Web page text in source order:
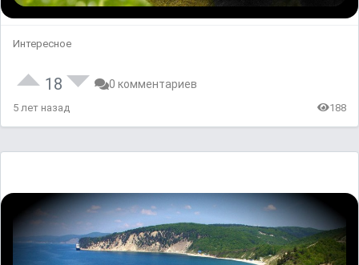
Интересное
18 0 комментариев
5 лет назад 188